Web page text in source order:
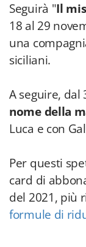
Seguirà "Il
18 al 29
una
siciliani.
A seguire, dal
nome della
Luca e con
Per questi
card di
del 2021, più
formule di